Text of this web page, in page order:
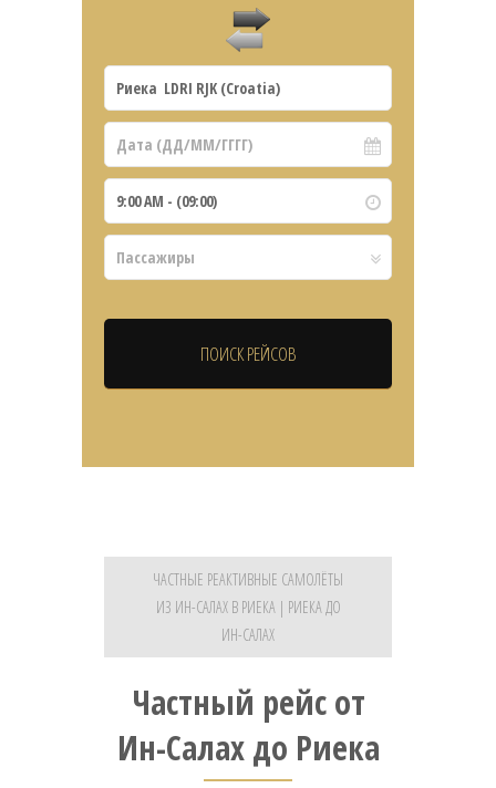
ЧАСТНЫЕ РЕАКТИВНЫЕ САМОЛЁТЫ
ИЗ ИН-САЛАХ В РИЕКА | РИЕКА ДО
ИН-САЛАХ
Частный рейс от
Ин-Салах до Риека